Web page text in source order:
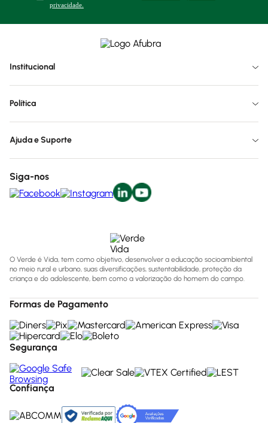
privacidade.
Institucional
Política
Ajuda e Suporte
Siga-nos
O Verde é Vida, tem como objetivo, desenvolver a educação socioambiental
no meio rural e urbano, suas diversificações, sustentabilidade, proteção da
criança e do adolescente, bem como a valorização do homem do campo.
Formas de Pagamento
Segurança
Confiança